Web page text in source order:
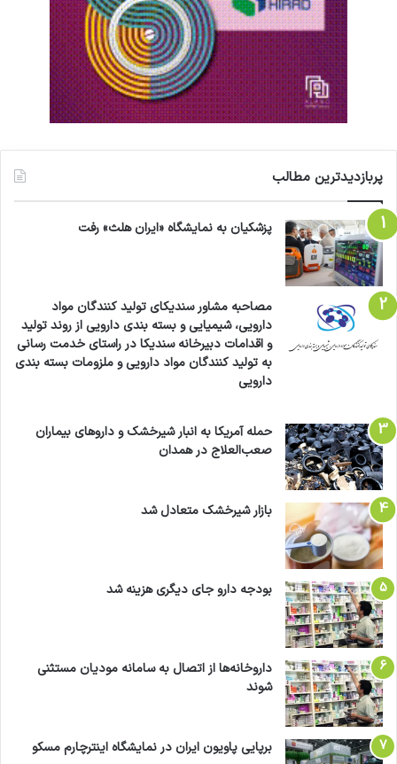
پربازدیدترین مطالب
پزشکیان به نمایشگاه «ایران هلث» رفت
مصاحبه مشاور سندیکای تولید کنندگان مواد
دارویی، شیمیایی و بسته بندی دارویی از روند تولید
و اقدامات دبیرخانه سندیکا در راستای خدمت رسانی
به تولید کنندگان مواد دارویی و ملزومات بسته بندی
دارویی
حمله آمریکا به انبار شیرخشک و داروهای بیماران
صعب‌العلاج در همدان
بازار شیرخشک متعادل شد
بودجه دارو جای دیگری هزینه شد
داروخانه‌ها از اتصال به سامانه مودیان مستثنی
شوند
برپایی پاویون ایران در نمایشگاه اینترچارم مسکو